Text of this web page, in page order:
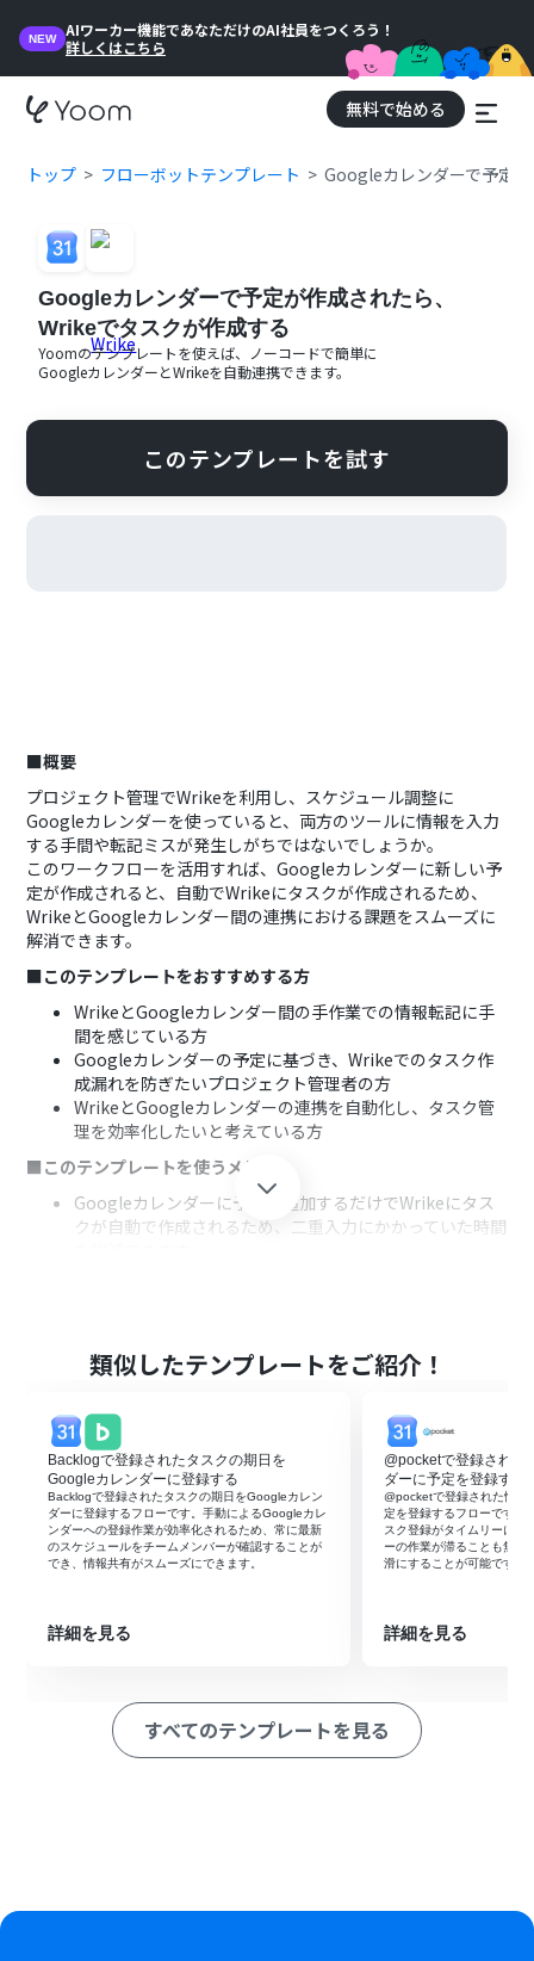
NEW
AIワーカー機能であなただけのAI社員をつくろう！
詳しくはこちら
無料で始める
トップ フローボットテンプレート Googleカレンダーで予定
Googleカレンダーで予定が作成されたら、
Wrikeでタスクが作成する
Yoomのテンプレートを使えば、ノーコードで簡単に
GoogleカレンダーとWrikeを自動連携できます。
このテンプレートを試す
■概要
プロジェクト管理でWrikeを利用し、スケジュール調整に
Googleカレンダーを使っていると、両方のツールに情報を入力
する手間や転記ミスが発生しがちではないでしょうか。
このワークフローを活用すれば、Googleカレンダーに新しい予
定が作成されると、自動でWrikeにタスクが作成されるため、
WrikeとGoogleカレンダー間の連携における課題をスムーズに
解消できます。
■このテンプレートをおすすめする方
WrikeとGoogleカレンダー間の手作業での情報転記に手
間を感じている方
Googleカレンダーの予定に基づき、Wrikeでのタスク作
成漏れを防ぎたいプロジェクト管理者の方
WrikeとGoogleカレンダーの連携を自動化し、タスク管
理を効率化したいと考えている方
■このテンプレートを使うメリット
Googleカレンダーに予定を追加するだけでWrikeにタス
クが自動で作成されるため、二重入力にかかっていた時間
はじめに、WrikeとGoogleカレンダーをYoomと連携しま
次に、トリガーでGoogleカレンダーを選択し、「予定が
作成されたら」というアクションを設定します。
最後に、オペレーションでWrikeを選択し、「タスクを作
成」のアクションを設定します。
※「トリガー」：フロー起動のきっかけとなるアクション、「オ
ペレーション」：トリガー起動後、フロー内で処理を行うアク
ション
Googleカレンダーのトリガー設定では、連携対象とした
Wrikeのタスク作成オペレーションでは、Googleカレン
ダーから取得した予定のタイトルや日時などの情報を引
用し、タスク名や期限などの各フィールドに自由に設定
トリガーは5分、10分、15分、30分、60分の間隔で起動
類似したテンプレートをご紹介！
Backlogで登録されたタスクの期日を
Googleカレンダーに登録する
Backlogで登録されたタスクの期日をGoogleカレン
ダーに登録するフローです。手動によるGoogleカレ
ンダーへの登録作業が効率化されるため、常に最新
のスケジュールをチームメンバーが確認することが
でき、情報共有がスムーズにできます。
詳細を見る
@pocketで登録された
ダーに予定を登録する
@pocketで登録された情報
定を登録するフローです。
スク登録がタイムリーにな
ーの作業が滞ることも無く
滑にすることが可能です。
詳細を見る
すべてのテンプレートを見る